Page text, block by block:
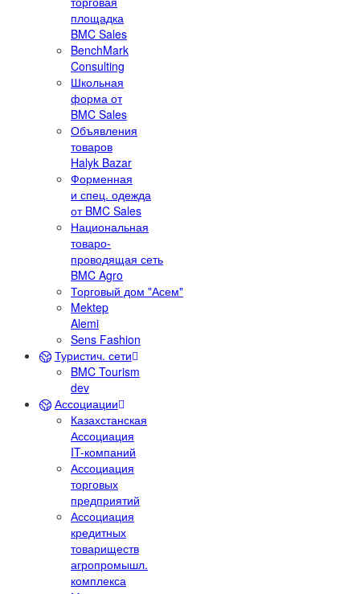
площадка
BMC Sales
BenchMark
Consulting
Школьная
форма от
BMC Sales
Объявления
товаров
Halyk Bazar
Форменная
и спец. одежда
от BMC Sales
Национальная
товаро-
проводящая сеть
BMC Agro
Торговый дом "Асем"
Mektep
Alemi
Sens Fashion
Туристич. сети
BMC Tourism
dev
Ассоциации
Казахстанская
Ассоциация
IT-компаний
Ассоциация
торговых
предприятий
Ассоциация
кредитных
товариществ
агропромышл.
комплекса